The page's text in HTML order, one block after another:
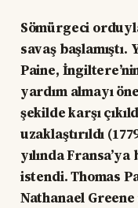
Sömürgeci
savaş
Paine,
yardım almayı
şekilde karşı
uzaklaştırıldı
yılında
istendi. Thomas
Nathanael